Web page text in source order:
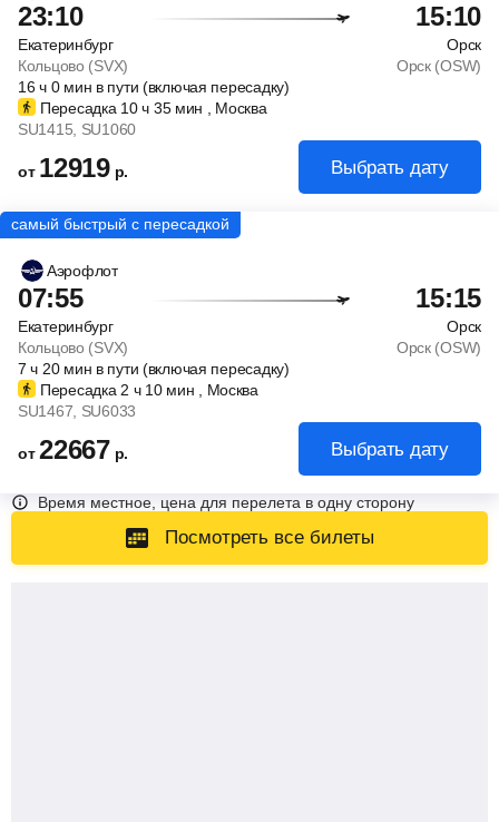
23:10 15:10
Екатеринбург
Орск
Кольцово (SVX)
Орск (OSW)
16ч0 мин в пути (включая пересадку)
Пересадка 10ч 35 мин , Москва
SU1415 , SU1060
от 12919 р. Выбрать дату
Аэрофлот
07:55 15:15
Екатеринбург
Орск
Кольцово (SVX)
Орск (OSW)
7ч 20 мин в пути (включая пересадку)
Пересадка 2 ч10 мин , Москва
SU1467 , SU6033
от22667 р. Выбрать дату
Время местное, цена для перелета в одну сторону
Посмотреть все билеты